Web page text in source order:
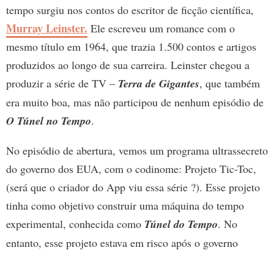
tempo surgiu nos contos do escritor de ficção científica,
Murray Leinster. Ele escreveu um romance com o
mesmo título em 1964, que trazia 1.500 contos e artigos
produzidos ao longo de sua carreira. Leinster chegou a
produzir a série de TV – Terra de Gigantes, que também
era muito boa, mas não participou de nenhum episódio de
O Túnel no Tempo.
No episódio de abertura, vemos um programa ultrassecreto
do governo dos EUA, com o codinome: Projeto Tic-Toc,
(será que o criador do App viu essa série ?). Esse projeto
tinha como objetivo construir uma máquina do tempo
experimental, conhecida como Túnel do Tempo. No
entanto, esse projeto estava em risco após o governo